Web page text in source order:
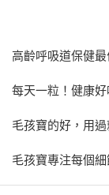
高齡呼吸道保健
每天一粒！健康
毛孩寶的好，用
毛孩寶專注每個